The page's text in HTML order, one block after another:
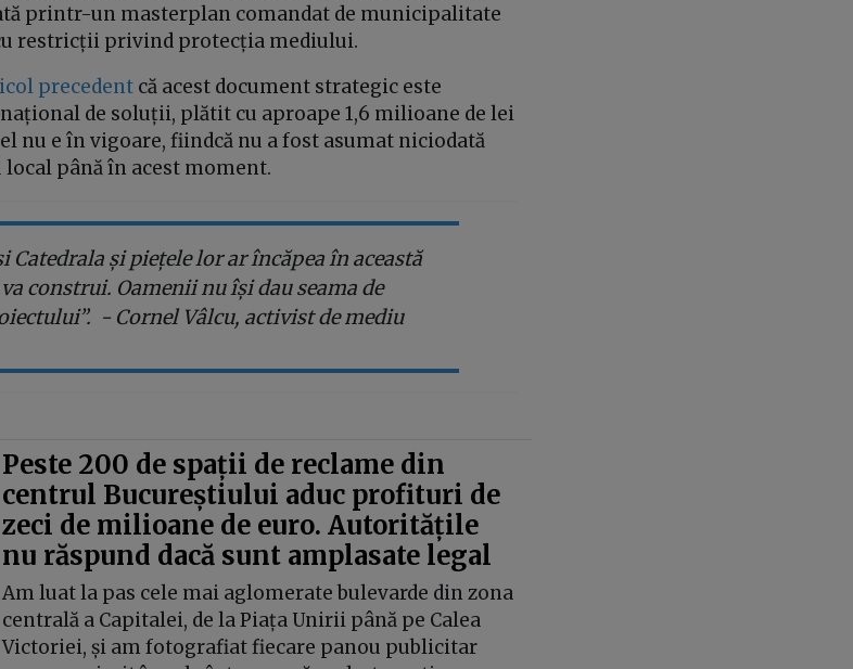
printr-un masterplan comandat de municipalitate
restricții privind protecția mediului.
precedent că acest document strategic este
de soluții, plătit cu aproape 1,6 milioane de lei
nu e în vigoare, fiindcă nu a fost asumat niciodată
până în acest moment.
Catedrala și piețele lor ar încăpea în această
construi. Oamenii nu își dau seama de
- Cornel Vâlcu, activist de mediu
Peste 200 de spații de reclame din
centrul Bucureștiului aduc profituri de
zeci de milioane de euro. Autoritățile
nu răspund dacă sunt amplasate legal
Am luat la pas cele mai aglomerate bulevarde din zona
centrală a Capitalei, de la Piața Unirii până pe Calea
Victoriei, și am fotografiat fiecare panou publicitar